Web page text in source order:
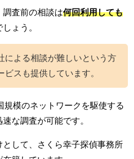
調査前の相談は何回利用しても
ょう。
による相談が難しいという方
スも提供しています。
規模のネットワークを駆使する
な調査が可能です。
して、さくら幸子探偵事務所